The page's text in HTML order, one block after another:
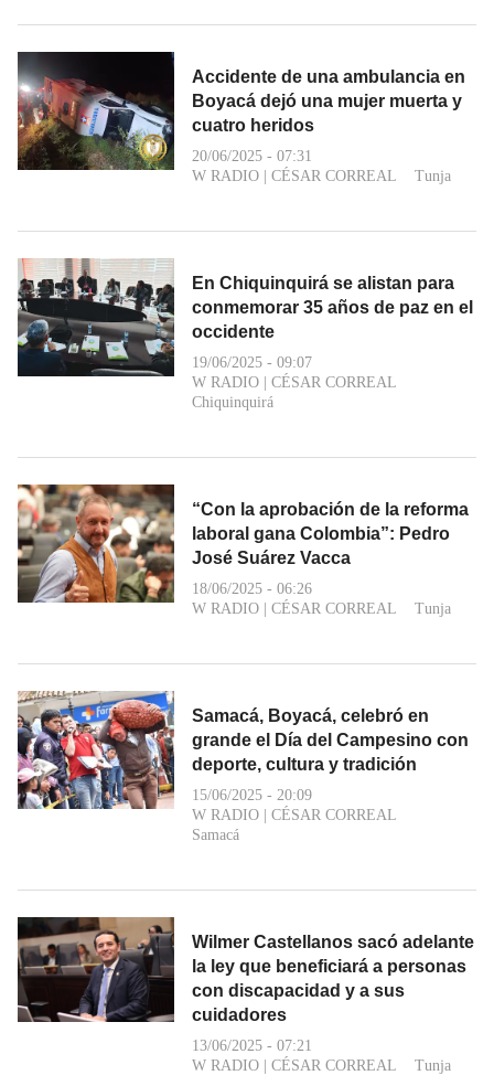
Accidente de una ambulancia en
Boyacá dejó una mujer muerta y
cuatro heridos
20/06/2025 - 07:31
W RADIO
CÉSAR CORREAL Tunja
En Chiquinquirá se alistan para
conmemorar 35 años de paz en el
occidente
19/06/2025 - 09:07
W RADIO
CÉSAR CORREAL
Chiquinquirá
“Con la aprobación de la reforma
laboral gana Colombia”: Pedro
José Suárez Vacca
18/06/2025 - 06:26
W RADIO
CÉSAR CORREAL Tunja
Samacá, Boyacá, celebró en
grande el Día del Campesino con
deporte, cultura y tradición
15/06/2025 - 20:09
W RADIO
CÉSAR CORREAL
Samacá
Wilmer Castellanos sacó adelante
la ley que beneficiará a personas
con discapacidad y a sus
cuidadores
13/06/2025 - 07:21
W RADIO
CÉSAR CORREAL Tunja